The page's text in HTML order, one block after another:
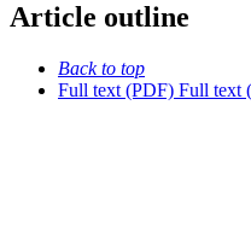
Article outline
Back to top
Full text (PDF) Full text